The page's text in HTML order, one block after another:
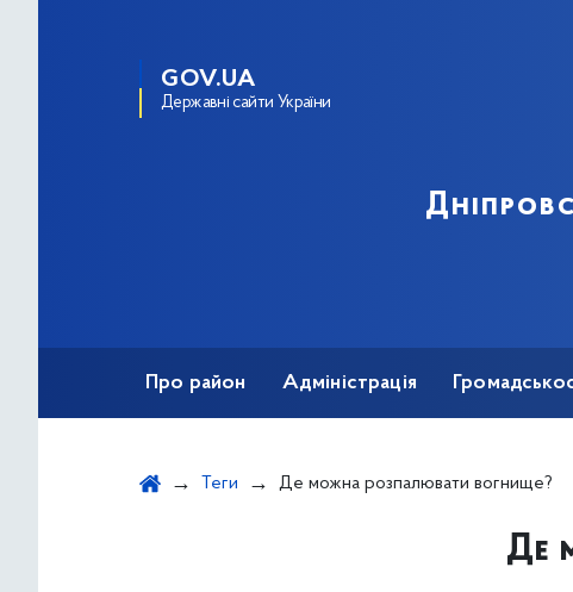
GOV.UA
Державні сайти України
Про район Адміністрація
Теги Де можна розпалювати вогнище?
Де